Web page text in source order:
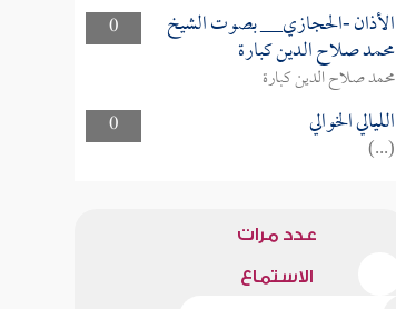
0
الأذان -الحجازي__ بصوت الشيخ
محمد صلاح الدين كبارة
محمد صلاح الدين كبارة
0
الليالي الخوالي
(...)
عدد مرات
الاستماع